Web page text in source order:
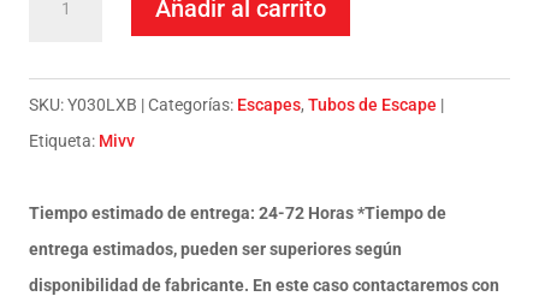
system
1x1
black
Yamaha
YZF
Añadir al carrito
SKU:Y030LXB Categorías: Escapes,Tubos de Escape
Etiqueta: Mivv
Tiempo estimado de entrega: 24-72 Horas *Tiempo de
entrega estimados, pueden ser superiores según
disponibilidad de fabricante. En este caso contactaremos con